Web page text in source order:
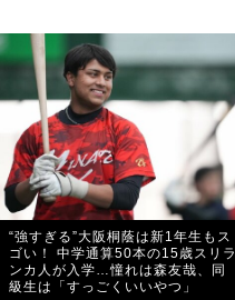
“強すぎる”大阪桐蔭は新1年生もス
ゴい！ 中学通算50本の15歳スリラ
ンカ人が入学…憧れは森友哉、同
級生は「すっごくいいやつ」